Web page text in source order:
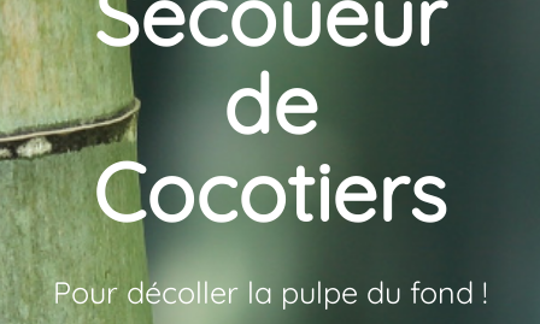
de
Cocotiers
Pour décoller la pulpe du fond !